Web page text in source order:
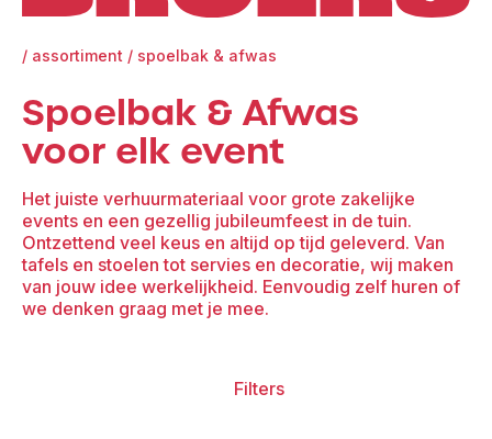
/ assortiment / spoelbak & afwas
Spoelbak & Afwas
voor elk event
Het juiste verhuurmateriaal voor grote zakelijke
events en een gezellig jubileumfeest in de tuin.
Ontzettend veel keus en altijd op tijd geleverd. Van
tafels en stoelen tot servies en decoratie, wij maken
van jouw idee werkelijkheid. Eenvoudig zelf huren of
we denken graag met je mee.
Filters